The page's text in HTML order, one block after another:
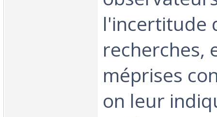
l'incertitude
recherches,
méprises
on leur